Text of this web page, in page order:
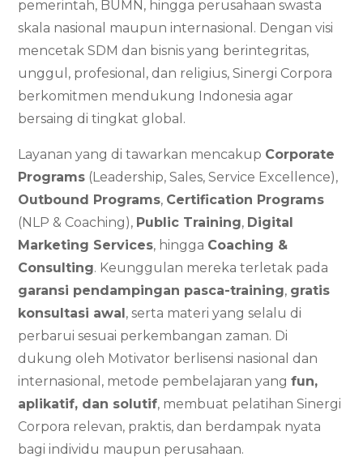
pemerintah, BUMN, hingga perusahaan swasta
skala nasional maupun internasional. Dengan visi
mencetak SDM dan bisnis yang berintegritas,
unggul, profesional, dan religius, Sinergi Corpora
berkomitmen mendukung Indonesia agar
bersaing di tingkat global.
Layanan yang di tawarkan mencakup Corporate
Programs (Leadership, Sales, Service Excellence),
Outbound Programs, Certification Programs
(NLP & Coaching), Public Training, Digital
Marketing Services, hingga Coaching &
Consulting. Keunggulan mereka terletak pada
garansi pendampingan pasca-training, gratis
konsultasi awal, serta materi yang selalu di
perbarui sesuai perkembangan zaman. Di
dukung oleh Motivator berlisensi nasional dan
internasional, metode pembelajaran yangfun,
aplikatif, dan solutif, membuat pelatihan Sinergi
Corpora relevan, praktis, dan berdampak nyata
bagi individu maupun perusahaan.